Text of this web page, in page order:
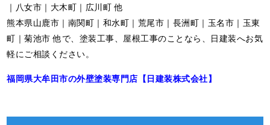
｜八女市｜大木町｜広川町 他
熊本県山鹿市｜南関町｜和水町｜荒尾市｜長洲町｜玉名市｜玉東
町｜菊池市 他で、塗装工事、屋根工事のことなら、日建装へお気
軽にご相談ください。
福岡県大牟田市の外壁塗装専門店【日建装株式会社】